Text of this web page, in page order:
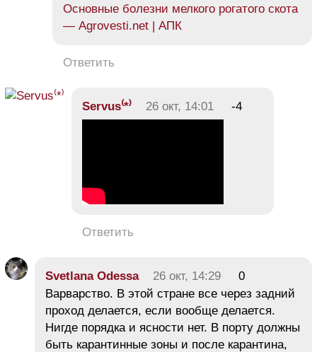
Основные болезни мелкого рогатого скота
— Agrovesti.net | АПК
Ответить
Servus⁽*⁾ 26 окт, 14:01 -4
Ответить
Svetlana Odessa 26 окт, 14:29
0
Варварство. В этой стране все через задний
проход делается, если вообще делается.
Нигде порядка и ясности нет. В порту должны
быть карантинные зоны и после карантина,